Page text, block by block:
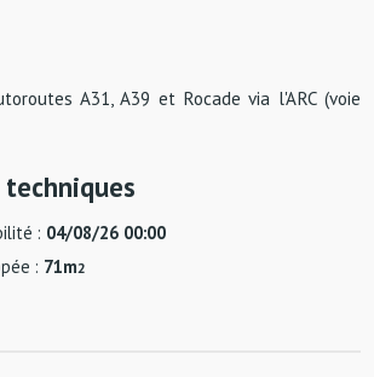
A31, A39 et Rocade via l'ARC (voie
: 04/08/26 00:00
: 71m2